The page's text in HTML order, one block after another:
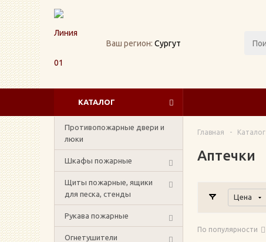
Ваш регион: Сургут
КАТАЛОГ
Противопожарные двери и
люки
Шкафы пожарные
Щиты пожарные, ящики
для песка, стенды
Рукава пожарные
Огнетушители
Главная - Каталог
Аптечки
Цена
По популярности